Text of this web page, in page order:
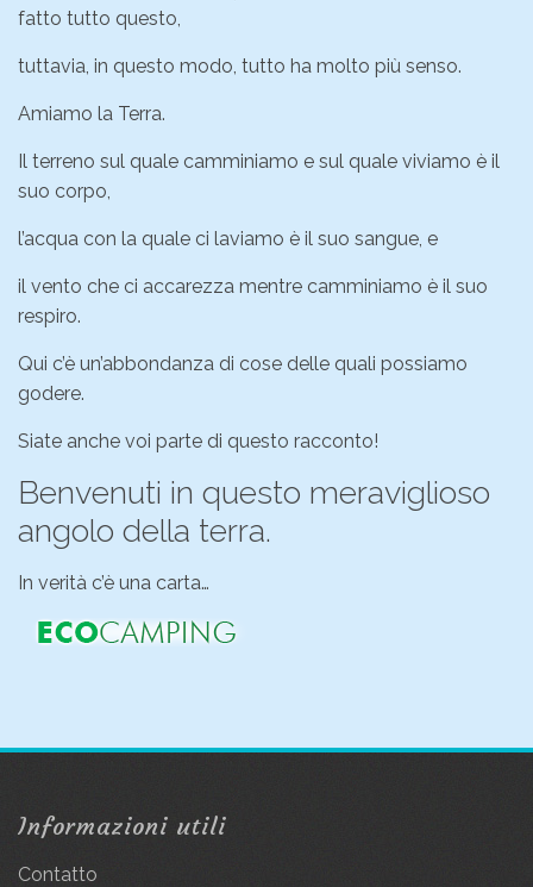
fatto tutto questo,
tuttavia, in questo modo, tutto ha molto più senso.
Amiamo la Terra.
Il terreno sul quale camminiamo e sul quale viviamo è il
suo corpo,
l’acqua con la quale ci laviamo è il suo sangue, e
il vento che ci accarezza mentre camminiamo è il suo
respiro.
Qui c’è un’abbondanza di cose delle quali possiamo
godere.
Siate anche voi parte di questo racconto!
Benvenuti in questo meraviglioso
angolo della terra.
In verità c’è una carta…
Informazioni utili
Contatto